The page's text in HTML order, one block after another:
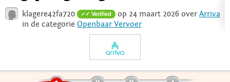
Login
klagere42fa720 ✓ Verified op 24 maart 2026 overArriva
in de categorie Openbaar Vervoer